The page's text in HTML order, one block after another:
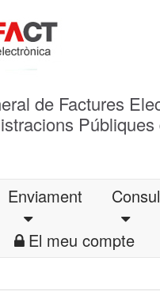
de Factures
Enviament
El meu compte